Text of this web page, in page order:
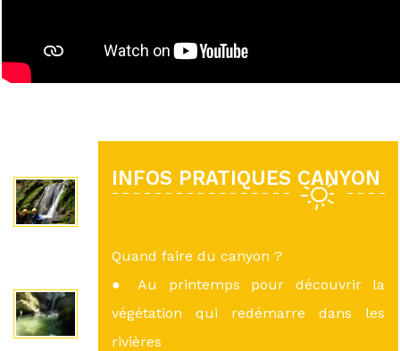
INFOS PRATIQUES CANYON
Quand faire du canyon ?
● Au printemps pour découvrir la
végétation qui redémarre dans les
rivières